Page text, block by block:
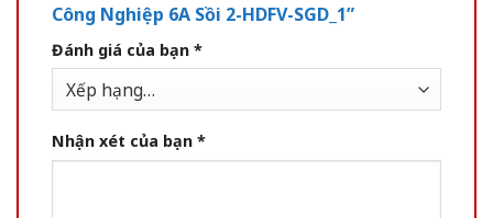
Công Nghiệp 6A Sồi 2-HDFV-SGD_1”
Đánh giá của bạn *
Nhận xét của bạn *